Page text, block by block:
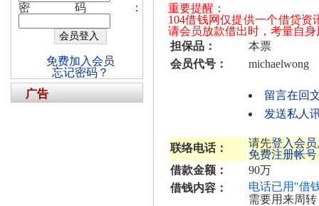
重要提醒：
104借钱网仅提供一个借贷
请会员放款借出时，考量自
担保品：
本票
会员代号：
michaelwong
留言在回
发送私人
联络电话： 请先登入会员
免费注册帐号
借款金额：
90万
借钱内容：
电话已用"借
需要用来周
密码：
免费加入会员
忘记密码？
广告